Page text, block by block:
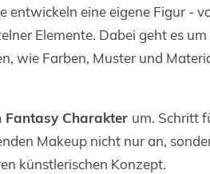
entwickeln eine eigene Figur -
Elemente. Dabei geht es
wie Farben, Muster und
Fantasy Charakter um. Schritt
Makeup nicht nur an,
künstlerischen Konzept.